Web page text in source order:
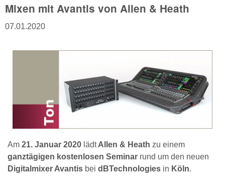
Mixen mit Avantis von Allen & Heath
07.01.2020
Am 21. Januar 2020 lädtAllen & Heath zu einem
ganztägigen kostenlosen Seminar rund um den neuen
Digitalmixer Avantis bei dBTechnologies in Köln.